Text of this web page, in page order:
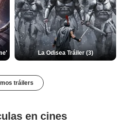
La Odisea Tráiler (3)
tráilers
en cines